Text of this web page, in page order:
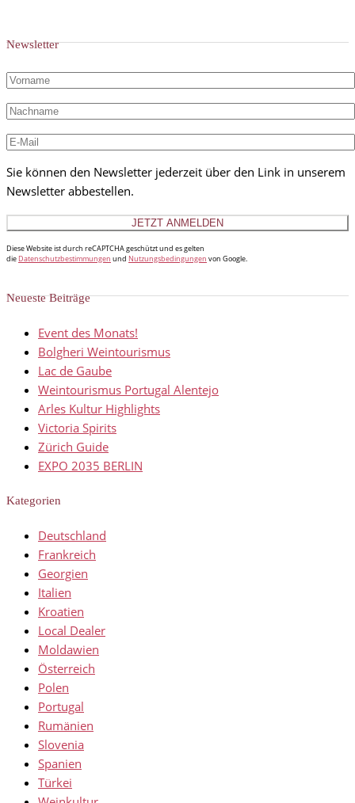
Newsletter
Sie können den Newsletter jederzeit über den Link in unserem
Newsletter abbestellen.
Diese Website ist durch reCAPTCHA geschützt und es gelten
die Datenschutzbestimmungen und Nutzungsbedingungen von Google.
Neueste Beiträge
Event des Monats!
Bolgheri Weintourismus
Lac de Gaube
Weintourismus Portugal Alentejo
Arles Kultur Highlights
Victoria Spirits
Zürich Guide
EXPO 2035 BERLIN
Kategorien
Deutschland
Frankreich
Georgien
Italien
Kroatien
Local Dealer
Moldawien
Österreich
Polen
Portugal
Rumänien
Slovenia
Spanien
Türkei